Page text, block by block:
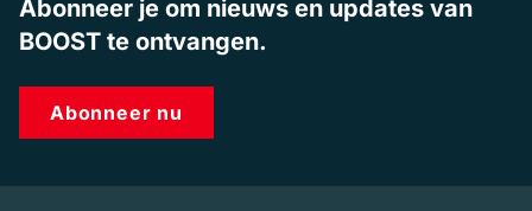
Abonneer je om nieuws en updates van
BOOST te ontvangen.
Abonneer nu